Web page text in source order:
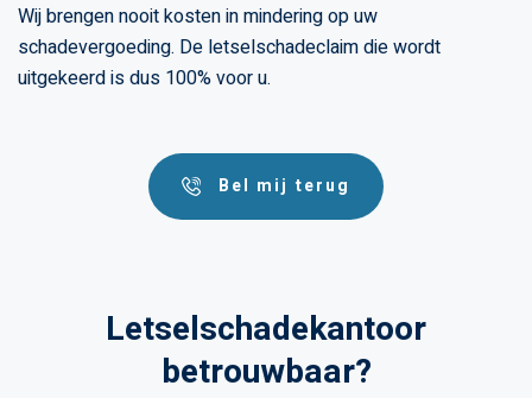
Wij brengen nooit kosten in mindering op uw
schadevergoeding. De letselschadeclaim die wordt
uitgekeerd is dus 100% voor u.
Bel mij terug
Letselschadekantoor
betrouwbaar?